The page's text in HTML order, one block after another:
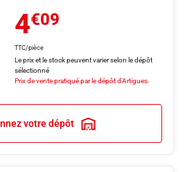
4€09
TTC/pièce
Le prix et le stock peuvent varier selon le dépôt
sélectionné
Prix de vente pratiqué par le dépôt d'Artigues.
votre dépôt